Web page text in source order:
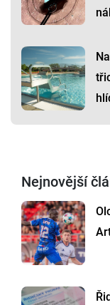
Nejnovější